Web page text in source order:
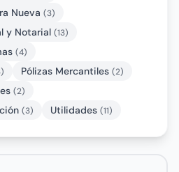
Nueva (3)
y Notarial (13)
(4)
Pólizas Mercantiles (2)
(2)
(3) Utilidades (11)